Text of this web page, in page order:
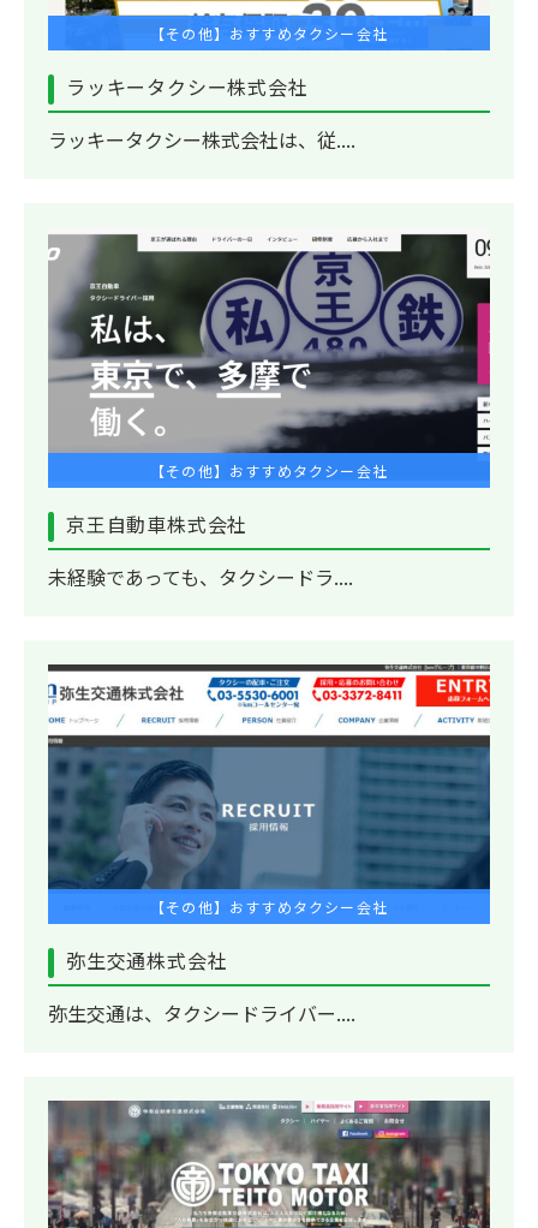
【その他】おすすめタクシー会社
ラッキータクシー株式会社
ラッキータクシー株式会社は、従....
【その他】おすすめタクシー会社
京王自動車株式会社
未経験であっても、タクシードラ....
【その他】おすすめタクシー会社
弥生交通株式会社
弥生交通は、タクシードライバー....